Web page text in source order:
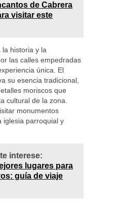
de Cabrera
visitar este
la historia y la
las calles empedradas
única. El
su esencia tradicional,
moriscos que
cultural de la zona.
monumentos
iglesia parroquial y
interese:
lugares para
guía de viaje